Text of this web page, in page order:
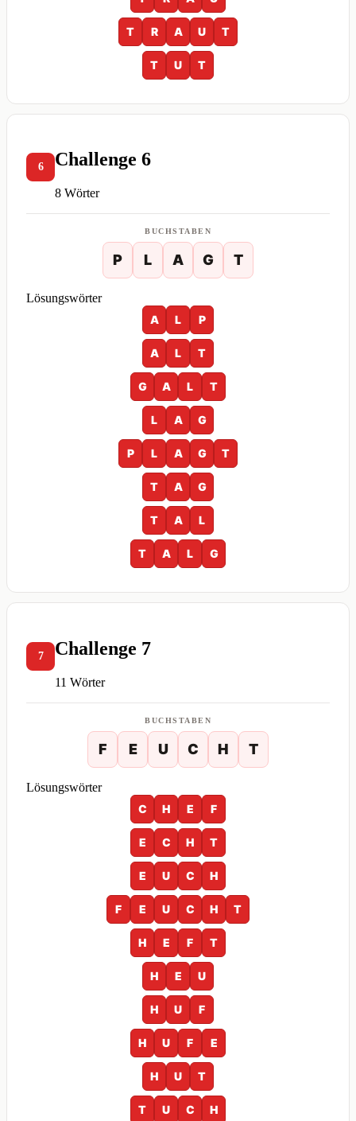
T R A U T
T U T
6 Challenge 6
8 Wörter
BUCHSTABEN
P L A G T
Lösungswörter
A
L P
A L T
G A L T
L A G
P L A G T
T A G
T A L
T A L G
7 Challenge 7
11 Wörter
BUCHSTABEN
F E U C H T
Lösungswörter
C
H E F
E C H T
E U C H
F E U C H T
H E F T
H E U
H U F
H U F E
H U T
T U C H